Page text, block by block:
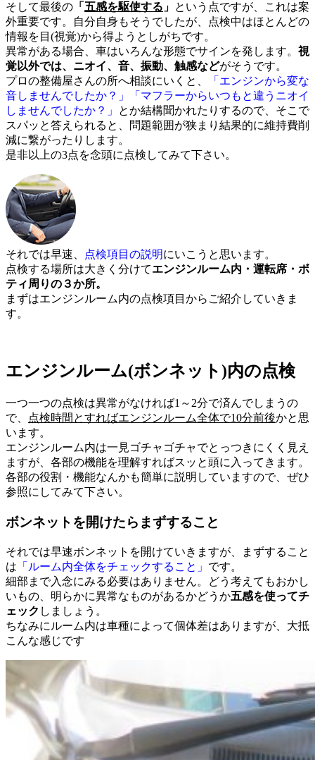
そして最後の 「 五感を駆使する 」 という点ですが、これは案
外重要です。自分自身もそうでしたが、点検中はほとんどの
情報を目(視覚)から得ようとしがちです。
異常がある場合、車はいろんな形態でサインを発します。 視
覚以外では、ニオイ、音、振動、触感などがそうです。
プロの整備屋さんの所へ相談にいくと、
「エンジンから変な
音しませんでしたか？」「マフラーからいつもと違うニオイ
しませんでしたか？」
とか結構聞かれたりするので、そこで
スパッと答えられると、問題範囲が狭まり結果的に維持費削
減に繋がったりします。
是非以上の3点を念頭に点検してみて下さい。
それでは早速、 点検項目の説明にいこうと思います。
点検する場所は大きく分けてエンジンルーム内・運転席・ボ
ティ周りの３か所。
まずはエンジンルーム内の点検項目からご紹介していきま
す。
エンジンルーム(ボンネット)内の点検
一つ一つの点検は異常がなければ1～2分で済んでしまうの
で、
点検時間とすればエンジンルーム全体で10分前後かと思
います。
エンジンルーム内は一見ゴチャゴチャでとっつきにくく見え
ますが、各部の機能を理解すればスッと頭に入ってきます。
各部の役割・機能なんかも簡単に説明していますので、ぜひ
参照にしてみて下さい。
ボンネットを開けたらまずすること
それでは早速ボンネットを開けていきますが、まずすること
は 「ルーム内全体をチェックすること」 です。
細部まで入念にみる必要はありません。どう考えてもおかし
いもの、明らかに異常なものがあるかどうか五感を使ってチ
ェック しましょう。
ちなみにルーム内は車種によって個体差はありますが、大抵
こんな感じです